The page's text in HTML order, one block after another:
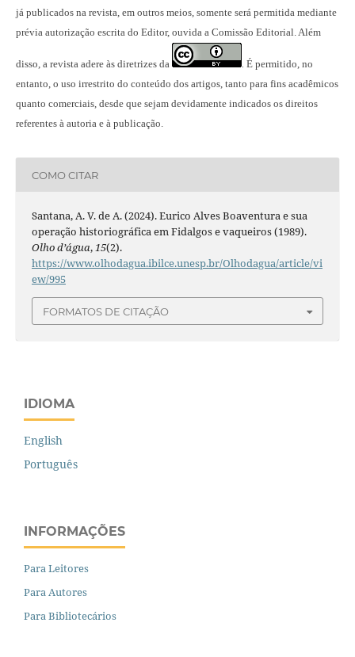
já publicados na revista, em outros meios, somente será permitida mediante
prévia autorização escrita do Editor, ouvida a Comissão Editorial. Além
disso, a revista adere às diretrizes da . É permitido, no
entanto, o uso irrestrito do conteúdo dos artigos, tanto para fins acadêmicos
quanto comerciais, desde que sejam devidamente indicados os direitos
referentes à autoria e à publicação.
COMO CITAR
Santana, A. V. de A. (2024). Eurico Alves Boaventura e sua
operação historiográfica em Fidalgos e vaqueiros (1989).
Olho d’água,15(2).
https://www.olhodagua.ibilce.unesp.br/Olhodagua/article/vi
ew/995
FORMATOS DE CITAÇÃO
IDIOMA
English
Português
INFORMAÇÕES
Para Leitores
Para Autores
Para Bibliotecários